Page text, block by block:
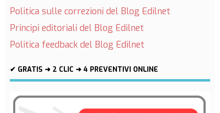
Politica sulle correzioni del Blog Edilnet
Principi editoriali del Blog Edilnet
Politica feedback del Blog Edilnet
✔ GRATIS ➜ 2 CLIC ➜ 4 PREVENTIVI ONLINE